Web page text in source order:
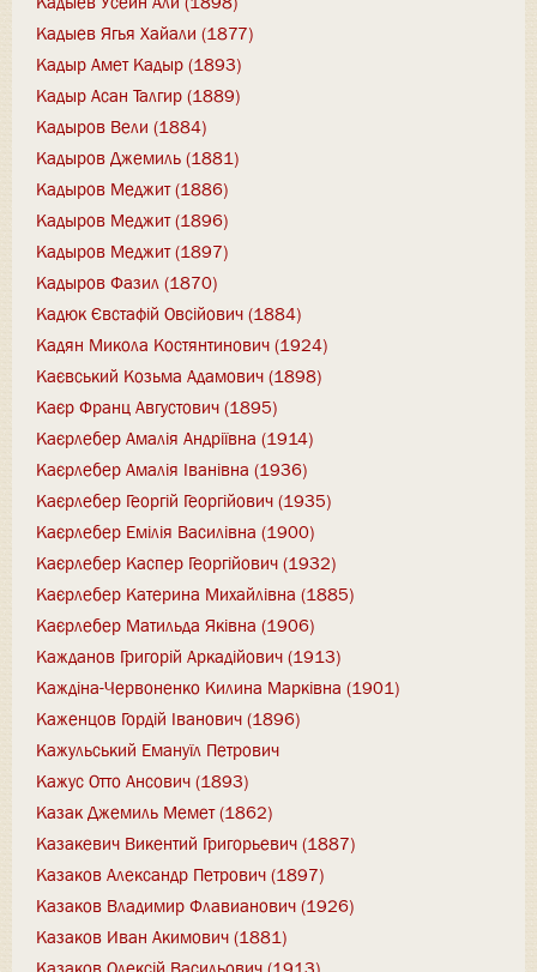
Кадыев Ягья Хайали (1877)
Кадыр Амет Кадыр (1893)
Кадыр Асан Талгир (1889)
Кадыров Вели (1884)
Кадыров Джемиль (1881)
Кадыров Меджит (1886)
Кадыров Меджит (1896)
Кадыров Меджит (1897)
Кадыров Фазил (1870)
Кадюк Євстафій Овсійович (1884)
Кадян Микола Костянтинович (1924)
Каєвський Козьма Адамович (1898)
Каєр Франц Августович (1895)
Каєрлебер Амалія Андріївна (1914)
Каєрлебер Амалія Іванівна (1936)
Каєрлебер Георгій Георгійович (1935)
Каєрлебер Емілія Василівна (1900)
Каєрлебер Каспер Георгійович (1932)
Каєрлебер Катерина Михайлівна (1885)
Каєрлебер Матильда Яківна (1906)
Кажданов Григорій Аркадійович (1913)
Каждіна-Червоненко Килина Марківна (1901)
Каженцов Гордій Іванович (1896)
Кажульський Емануїл Петрович
Кажус Отто Ансович (1893)
Казак Джемиль Мемет (1862)
Казакевич Викентий Григорьевич (1887)
Казаков Александр Петрович (1897)
Казаков Владимир Флавианович (1926)
Казаков Иван Акимович (1881)